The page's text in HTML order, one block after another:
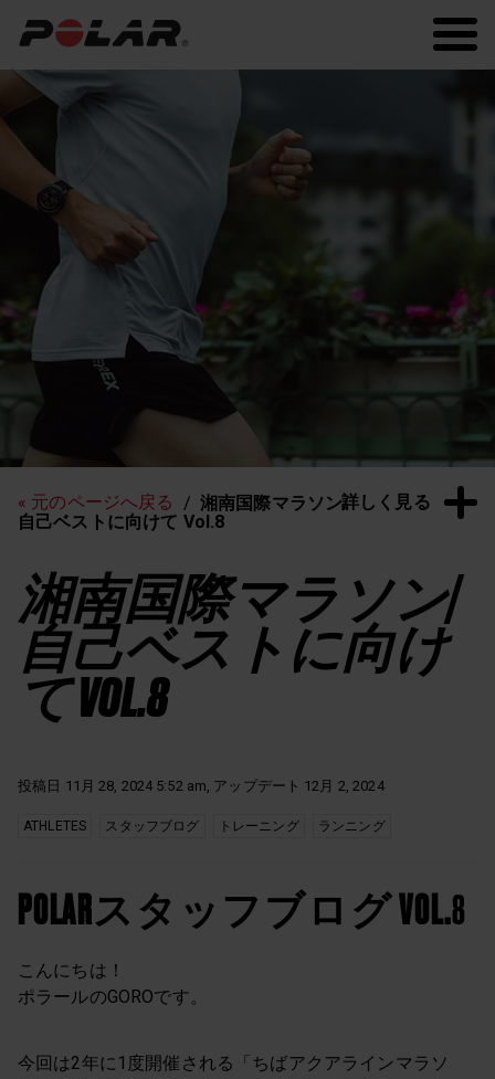
Polar Flow
詳しく見る
« 元のページへ戻る
湘南国際マラソン/
自己ベストに向けて Vol.8
湘南国際マラソン/
自己ベストに向け
て VOL.8
投稿日 11月 28, 2024 5:52 am, アップデート 12月 2, 2024
ATHLETES スタッフブログ トレーニング ランニング
POLARスタッフブログ VOL.8
こんにちは！
ポラールのGOROです。
今回は2年に1度開催される「ちばアクアラインマラソ